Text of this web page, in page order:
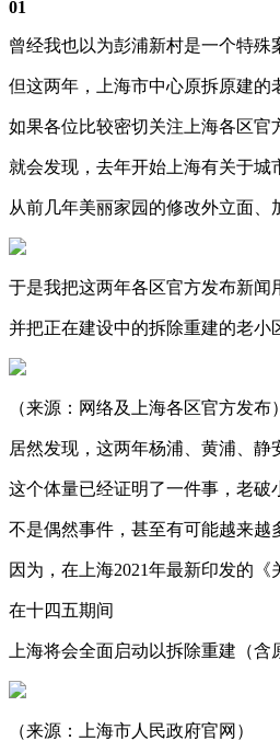
01
曾经我也以为彭浦新村是一个特殊
但这两年，上海市中心原拆原建的
如果各位比较密切关注上海各区官
就会发现，去年开始上海有关于城
从前几年美丽家园的修改外立面
于是我把这两年各区官方发布新闻
并把正在建设中的拆除重建的老小
（来源：网络及上海各区官方发布）
居然发现，这两年杨浦、黄浦、
这个体量已经证明了一件事，老破
不是偶然事件，甚至有可能越来
因为，在上海2021年最新印发的
在十四五期间
上海将会全面启动以拆除重建（
（来源：上海市人民政府官网）